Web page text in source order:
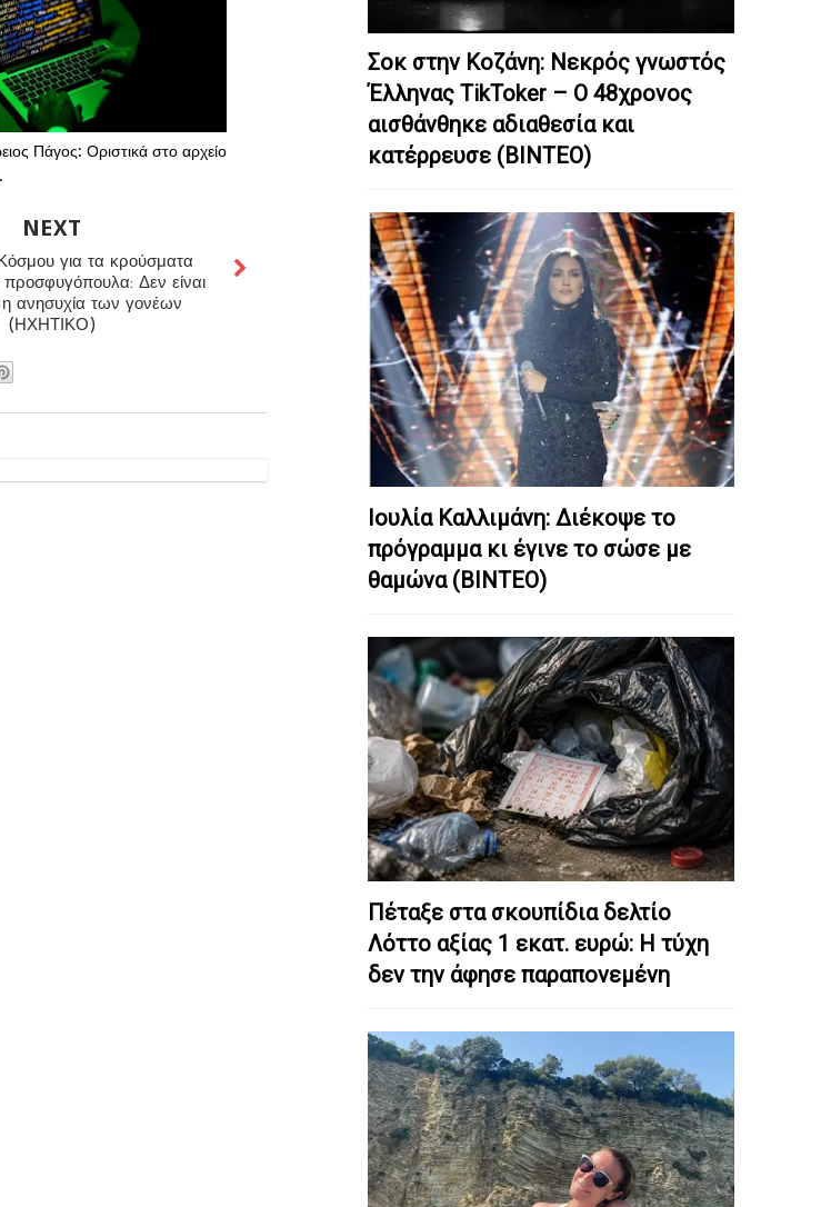
Πάγος: Οριστικά στο αρχείο
NEXT
Κόσμου για τα κρούσματα
προσφυγόπουλα: Δεν είναι
ανησυχία των γονέων
(ΗΧΗΤΙΚΟ)
Σοκ στην Κοζάνη: Nεκρός γνωστός
Έλληνας TikToker – Ο 48χρονος
αισθάνθηκε αδιαθεσία και
κατέρρευσε (ΒΙΝΤΕΟ)
Ιουλία Καλλιμάνη: Διέκοψε το
πρόγραμμα κι έγινε το σώσε με
θαμώνα (ΒΙΝΤΕΟ)
Πέταξε στα σκουπίδια δελτίο
Λόττο αξίας 1 εκατ. ευρώ: Η τύχη
δεν την άφησε παραπονεμένη